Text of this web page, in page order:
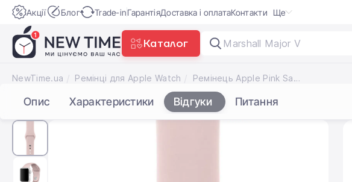
Акції Блог Trade-inГарантіяДоставка і оплатаКонтакти Ще
Каталог Marshall Major V
NewTime.ua Ремінці для Apple Watch Ремінець Apple Pink Sand Sport Band (MTP72, MQ3U2, MNJ02) для Apple Watch 38/40/41/42mm
Опис Характеристики Відгуки Питання